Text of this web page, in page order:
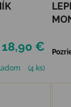
18,90 €
(4 ks)